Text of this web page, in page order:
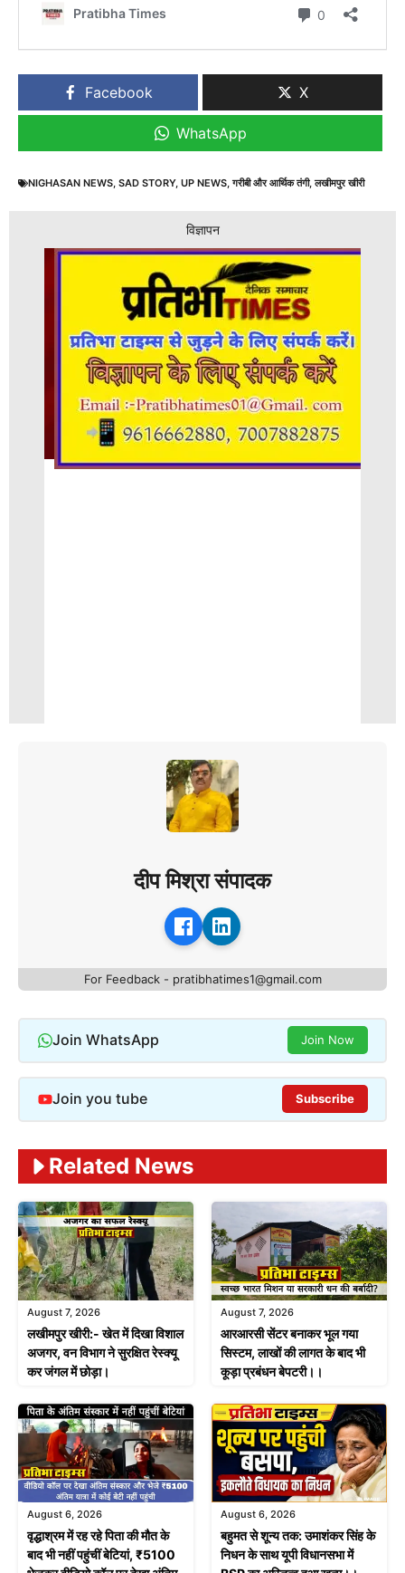
Facebook X
WhatsApp
NIGHASAN NEWS, SAD STORY, UP NEWS,गरीबी और आर्थिक तंगी,लखीमपुर खीरी
विज्ञापन
दीप मिश्रा संपादक
For Feedback - pratibhatimes1@gmail.com
Join WhatsApp Join Now
Join you tube Subscribe
Related News
August 7, 2026
लखीमपुर खीरी:- खेत में दिखा विशाल
अजगर, वन विभाग ने सुरक्षित रेस्क्यू
कर जंगल में छोड़ा।
August 7, 2026
आरआरसी सेंटर बनाकर भूल गया
सिस्टम, लाखों की लागत के बाद भी
कूड़ा प्रबंधन बेपटरी।।
August 6, 2026
वृद्धाश्रम में रह रहे पिता की मौत के
बाद भी नहीं पहुंचीं बेटियां, ₹5100
August 6, 2026
बहुमत से शून्य तक: उमाशंकर सिंह के
निधन के साथ यूपी विधानसभा में